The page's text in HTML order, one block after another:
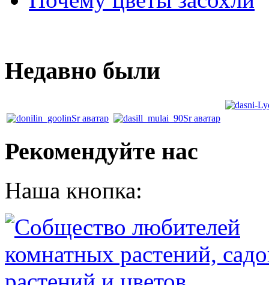
Недавно были
Рекомендуйте нас
Наша кнопка: